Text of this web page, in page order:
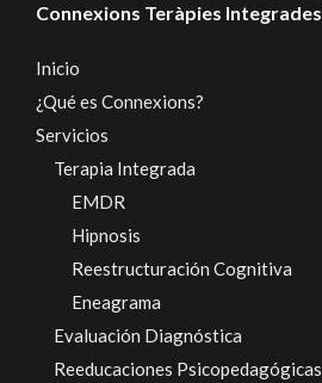
Connexions Teràpies Integrades
Inicio
¿Qué es Connexions?
Servicios
Terapia Integrada
EMDR
Hipnosis
Reestructuración Cognitiva
Eneagrama
Evaluación Diagnóstica
Reeducaciones Psicopedagógicas